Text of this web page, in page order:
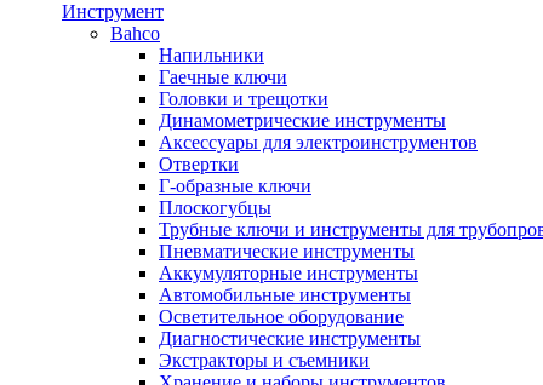
Инструмент
Bahco
Напильники
Гаечные ключи
Головки и трещотки
Динамометрические инструменты
Аксессуары для электроинструментов
Отвертки
Г-образные ключи
Плоскогубцы
Трубные ключи и инструменты для
Пневматические инструменты
Аккумуляторные инструменты
Автомобильные инструменты
Осветительное оборудование
Диагностические инструменты
Экстракторы и съемники